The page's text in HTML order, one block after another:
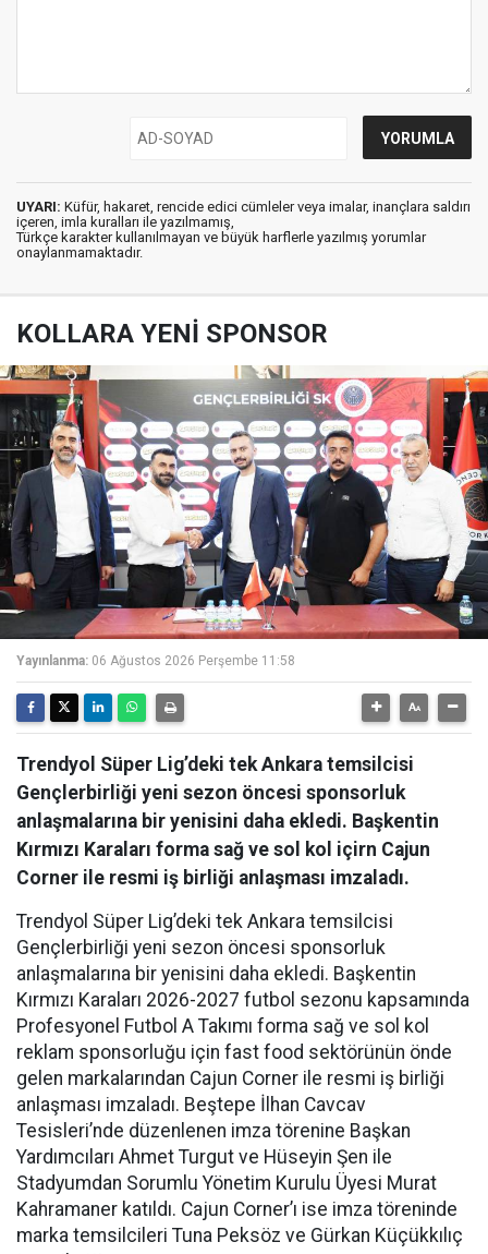
UYARI: Küfür, hakaret, rencide edici cümleler veya imalar, inançlara saldırı
içeren, imla kuralları ile yazılmamış,
Türkçe karakter kullanılmayan ve büyük harflerle yazılmış yorumlar
onaylanmamaktadır.
KOLLARA YENİ SPONSOR
Yayınlanma: 06 Ağustos 2026 Perşembe 11:58
Trendyol Süper Lig’deki tek Ankara temsilcisi
Gençlerbirliği yeni sezon öncesi sponsorluk
anlaşmalarına bir yenisini daha ekledi. Başkentin
Kırmızı Karaları forma sağ ve sol kol içirn Cajun
Corner ile resmi iş birliği anlaşması imzaladı.
Trendyol Süper Lig’deki tek Ankara temsilcisi
Gençlerbirliği yeni sezon öncesi sponsorluk
anlaşmalarına bir yenisini daha ekledi. Başkentin
Kırmızı Karaları 2026-2027 futbol sezonu kapsamında
Profesyonel Futbol A Takımı forma sağ ve sol kol
reklam sponsorluğu için fast food sektörünün önde
gelen markalarından Cajun Corner ile resmi iş birliği
anlaşması imzaladı. Beştepe İlhan Cavcav
Tesisleri’nde düzenlenen imza törenine Başkan
Yardımcıları Ahmet Turgut ve Hüseyin Şen ile
Stadyumdan Sorumlu Yönetim Kurulu Üyesi Murat
Kahramaner katıldı. Cajun Corner’ı ise imza töreninde
marka temsilcileri Tuna Peksöz ve Gürkan Küçükkılıç